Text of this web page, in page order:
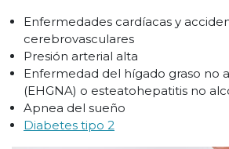
Enfermedades cardíacas y
cerebrovasculares
Presión arterial alta
Enfermedad del hígado graso no
(EHGNA) o esteatohepatitis no
Apnea del sueño
Diabetes tipo 2